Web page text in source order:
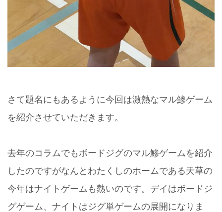
さて題名にもあるように今回は激熱なマル鯵ゲーム
を紹介させていただきます。
去年のコラムでもボードジグのマル鯵ゲームを紹介
したのですがなんとわたくしのホームである天草の
今年はナイトゲームも熱いのです。デイはボードジ
グゲーム、ナイトはジグ単ゲームの展開になりま